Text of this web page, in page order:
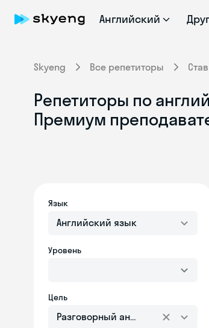
Английский
Skyeng Все репетиторы
Репетиторы по
Премиум
Язык
Английский язык
Уровень
Цель
Разговорный английский